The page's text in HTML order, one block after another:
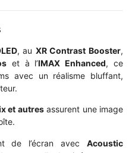
, au XR Contrast Booster,
et à l’IMAX Enhanced, ce
avec un réalisme bluffant,
et autresassurent une image
de l’écran avec Acoustic